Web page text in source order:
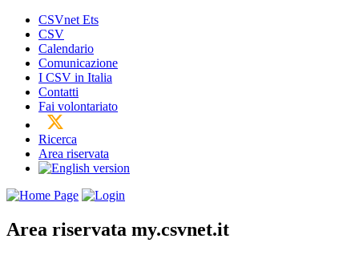
CSVnet Ets
CSV
Calendario
Comunicazione
I CSV in Italia
Contatti
Fai volontariato
Ricerca
Area riservata
Area riservata my.csvnet.it